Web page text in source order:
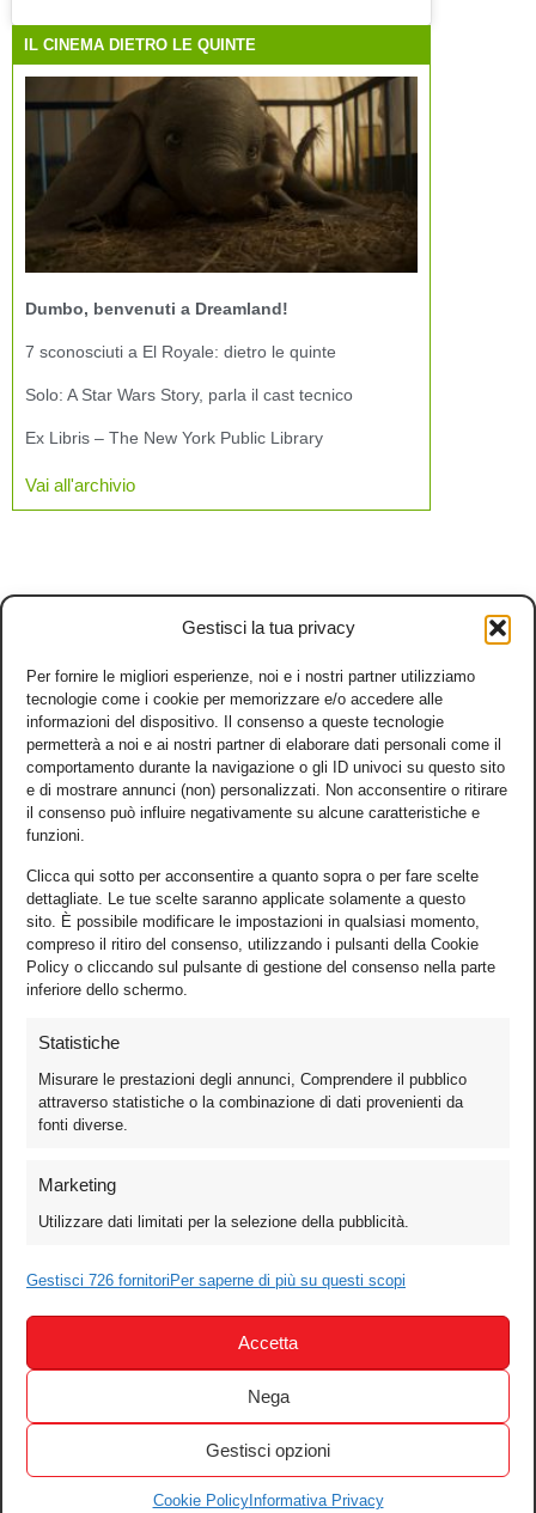
Gestisci la tua privacy
Per fornire le migliori esperienze, noi e i nostri partner utilizziamo
tecnologie come i cookie per memorizzare e/o accedere alle
informazioni del dispositivo. Il consenso a queste tecnologie
permetterà a noi e ai nostri partner di elaborare dati personali come il
comportamento durante la navigazione o gli ID univoci su questo sito
e di mostrare annunci (non) personalizzati. Non acconsentire o ritirare
il consenso può influire negativamente su alcune caratteristiche e
funzioni.
Clicca qui sotto per acconsentire a quanto sopra o per fare scelte
dettagliate. Le tue scelte saranno applicate solamente a questo
sito. È possibile modificare le impostazioni in qualsiasi momento,
compreso il ritiro del consenso, utilizzando i pulsanti della Cookie
Policy o cliccando sul pulsante di gestione del consenso nella parte
inferiore dello schermo.
Statistiche
Misurare le prestazioni degli annunci, Comprendere il pubblico
attraverso statistiche o la combinazione di dati provenienti da
fonti diverse.
Marketing
Utilizzare dati limitati per la selezione della pubblicità.
Gestisci 726 fornitori Per saperne di più su questi scopi
Accetta
Nega
Gestisci opzioni
Cookie PolicyInformativa Privacy
IL CINEMA DIETRO LE QUINTE
Dumbo, benvenuti a Dreamland!
7 sconosciuti a El Royale: dietro le quinte
Solo: A Star Wars Story, parla il cast tecnico
Ex Libris – The New York Public Library
Vai all'archivio
Games
Test
Audio
Festival & Concorsi